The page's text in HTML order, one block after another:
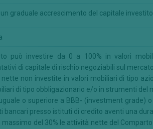
un graduale accrescimento del capitale
può investire da 0 a 100% in valori
di capitale di rischio negoziabili sul
nette non investite in valori mobiliari di tipo
di tipo obbligazionario e/o in strumenti del
o superiore a BBB- (investment grade)
bancari presso istituti di credito aventi una
massimo del 30% le attività nette del